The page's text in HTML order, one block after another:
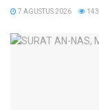
7 AGUSTUS 2026 143